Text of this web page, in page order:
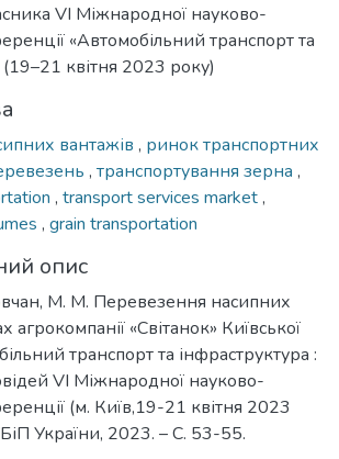
VІ Міжнародної науково-
«Автомобільний транспорт та
(19–21 квітня 2023 року)
вантажів , ринок транспортних
, транспортування зерна ,
, transport services market,
, grain transportation
опис
М. М. Перевезення насипних
агрокомпанії «Світанок» Київської
транспорт та інфраструктура :
VІ Міжнародної науково-
(м. Київ,19-21 квітня 2023
України, 2023. – С. 53-55.